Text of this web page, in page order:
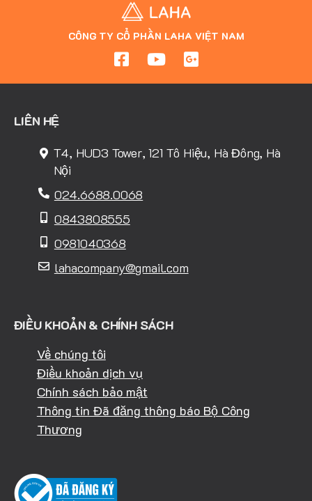
CÔNG TY CỔ PHẦN LAHA VIỆT NAM
LIÊN HỆ
T4, HUD3 Tower, 121 Tô Hiệu, Hà Đông, Hà
Nội
024.6688.0068
0843808555
0981040368
lahacompany@gmail.com
ĐIỀU KHOẢN & CHÍNH SÁCH
Về chúng tôi
Điều khoản dịch vụ
Chính sách bảo mật
Thông tin Đã đăng thông báo Bộ Công
Thương